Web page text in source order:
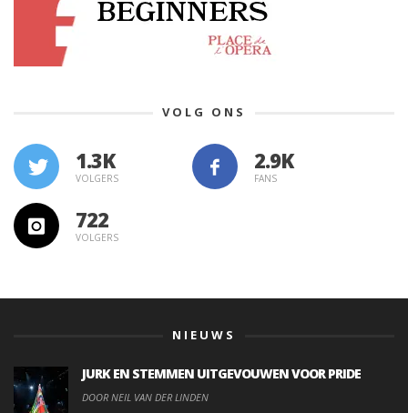
VOLG ONS
1.3K
VOLGERS FANS
722
VOLGERS
NIEUWS
JURK EN STEMMEN UITGEVOUWEN VOOR PRIDE
DOOR NEIL VAN DER LINDEN